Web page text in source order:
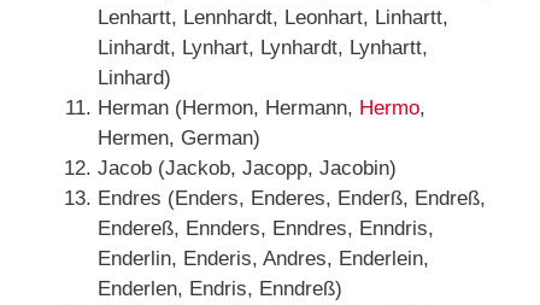
Lenhartt, Lennhardt, Leonhart, Linhartt,
Linhardt, Lynhart, Lynhardt, Lynhartt,
Linhard)
Herman (Hermon, Hermann, Hermo,
Hermen, German)
Jacob (Jackob, Jacopp, Jacobin)
Endres (Enders, Enderes, Enderß, Endreß,
Endereß, Ennders, Enndres, Enndris,
Enderlin, Enderis, Andres, Enderlein,
Enderlen, Endris, Enndreß)